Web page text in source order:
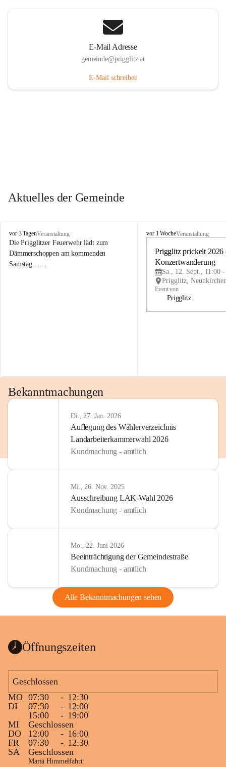
E-Mail Adresse
gemeinde@prigglitz.at
E-Mail schreiben
Aktuelles der Gemeinde
P
r
i
g
vor 3 TagenVeranstaltung
Die Prigglitzer Feuerwehr lädt zum
Dämmerschoppen am kommenden
Samstag……
P
vor 1 WocheVeranstaltung
Prigglitz prickelt 2026
Konzertwanderung
Sa., 12. Sept., 11:00
Event von
Prigglitz
Bekanntmachungen
Di., 27. Jan. 2026
Auflegung des Wählerverzeichnis
Landarbeiterkammerwahl 2026
Kundmachung - amtlich
Mi., 26. Nov. 2025
Ausschreibung LAK-Wahl 2026
Kundmachung - amtlich
Mo., 22. Juni 2026
Beeinträchtigung der Gemeindestraße
Kundmachung - amtlich
Alle Bekanntmachungen sehen
Öffnungszeiten
Geschlossen
MO 07:30 - 12:30
DI
07:30 - 12:00
15:00
- 19:00
MI
Geschlossen
DO
12:00 - 16:00
FR
07:30 - 12:30
SA
Geschlossen
Mariä Himmelfahrt: